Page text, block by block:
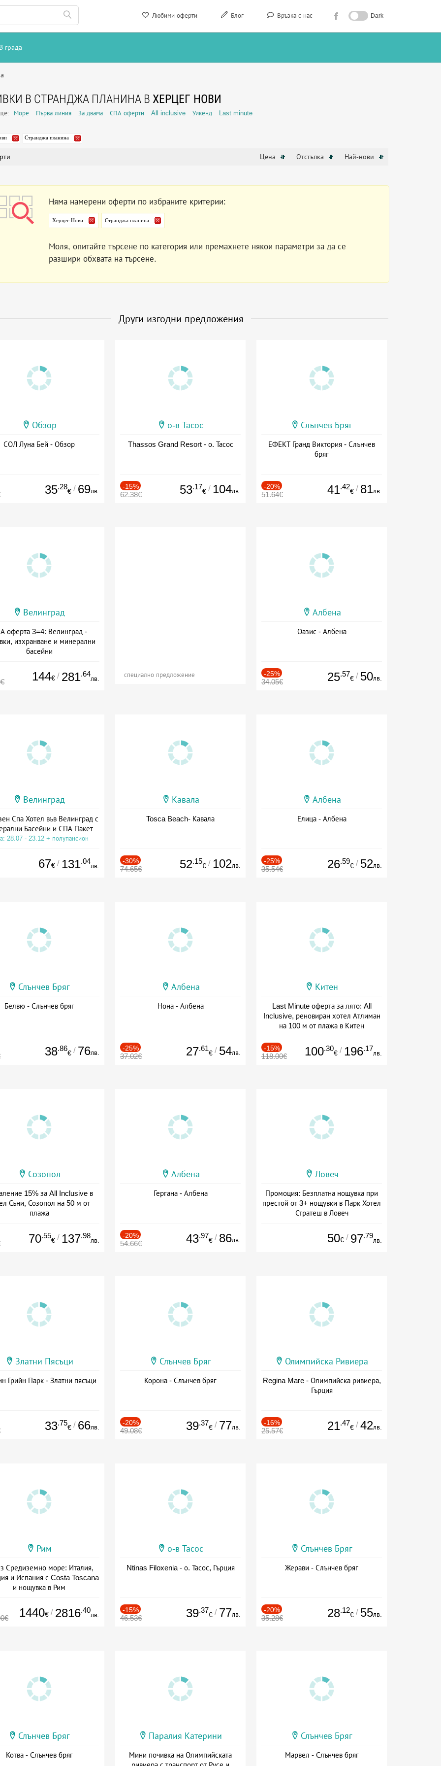
Любими оферти Блог Връзка с нас Dark
В града
В СТРАНДЖА ПЛАНИНА В ХЕРЦЕГ НОВИ
Море Първа линия За двама СПА оферти All inclusive Уикенд Last minute
Странджа планина
Цена Отстъпка Най-нови
Няма намерени оферти по избраните критерии:
Херцег Нови Странджа планина
Моля, опитайте търсене по категория или премахнете някои параметри за да се
разшири обхвата на търсене.
Други изгодни предложения
Обзор
СОЛ Луна Бей - Обзор
35.28
€ / 69лв.
о-в Тасос
Thassos Grand Resort - о. Тасос
-15%
62.38€ 53.17
€ / 104лв.
Слънчев Бряг
ЕФЕКТ Гранд Виктория - Слънчев
бряг
-20%
51.64€ 41.42
€ / 81лв.
Велинград
оферта 3=4: Велинград -
изхранване и минерални
басейни
144€ / 281.64
лв. специално предложение
Албена
Оазис - Албена
-25%
34.05€ 25.57
€ / 50лв.
Велинград
Спа Хотел във Велинград с
Басейни и СПА Пакет
28.07 - 23.12 + полупансион
67€ / 131.04
лв.
Кавала
Tosca Beach- Кавала
-30%
74.65€ 52.15
€ / 102лв.
Албена
Елица - Албена
-25%
35.54€ 26.59
€ / 52лв.
Слънчев Бряг
Белвю - Слънчев бряг
38.86
€ / 76лв.
Албена
Нона - Албена
-25%
37.02€ 27.61
€ / 54лв.
Китен
Last Minute оферта за лято: All
Inclusive, реновиран хотел Атлиман
на 100 м от плажа в Китен
-15%
118.00€ 100.30
€ / 196.17
лв.
Созопол
15% за All Inclusive в
Съни, Созопол на 50 м от
плажа
70.55
€ / 137.98
лв.
Албена
Гергана - Албена
-20%
54.66€ 43.97
€ / 86лв.
Ловеч
Промоция: Безплатна нощувка при
престой от 3+ нощувки в Парк Хотел
Стратеш в Ловеч
50€ / 97.79
лв.
Златни Пясъци
Грийн Парк - Златни пясъци
33.75
€ / 66лв.
Слънчев Бряг
Корона - Слънчев бряг
-20%
49.08€ 39.37
€ / 77лв.
Олимпийска Ривиера
Regina Mare - Олимпийска ривиера,
Гърция
-16%
25.57€ 21.47
€ / 42лв.
Рим
Средиземно море: Италия,
и Испания с Costa Toscana
и нощувка в Рим
1440€ / 2816.40
лв.
о-в Тасос
Ntinas Filoxenia - о. Тасос, Гърция
-15%
46.53€ 39.37
€ / 77лв.
Слънчев Бряг
Жерави - Слънчев бряг
-20%
35.28€ 28.12
€ / 55лв.
Слънчев Бряг
Котва - Слънчев бряг
Паралия Катерини
Мини почивка на Олимпийската
Слънчев Бряг
Марвел - Слънчев бряг